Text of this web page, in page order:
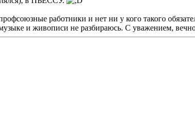
работники и нет ни у кого такого
и живописи не разбираюсь. С уважением,